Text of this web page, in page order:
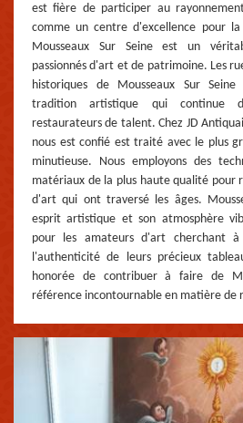
est fière de participer au
comme un centre d'excellence pour
Mousseaux Sur Seine est un
passionnés d'art et de patrimoine. Les
historiques de Mousseaux Sur
tradition artistique qui continue
restaurateurs de talent. Chez JD
nous est confié est traité avec le plus
minutieuse. Nous employons des
matériaux de la plus haute qualité pour
d'art qui ont traversé les âges.
esprit artistique et son atmosphère
pour les amateurs d'art cherchant
l'authenticité de leurs précieux
honorée de contribuer à faire de
référence incontournable en matière de